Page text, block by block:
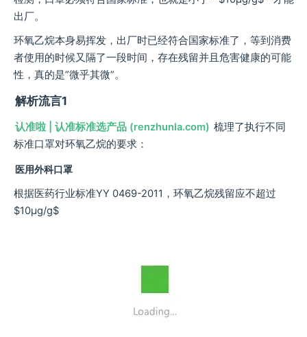
出厂。
环氧乙烷本身易挥发，出厂时已经符合国家标准了，等到消费
者使用的时候又隔了一段时间，存在残留并且危害健康的可能
性，真的是”微乎其微”。
解析流言1
认准啦 | 认准标准选产品 (renzhunla.com) 梳理了执行不同
标准口罩对环氧乙烷的要求：
医用外科口罩
根据医药行业标准YY 0469-2011，环氧乙烷残留应不超过
$10μg/g$